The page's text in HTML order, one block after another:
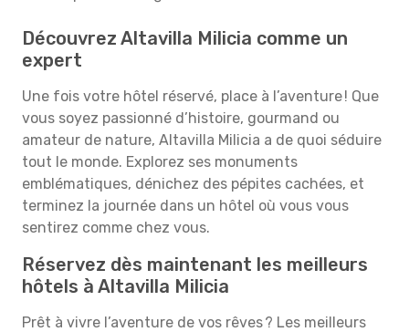
Découvrez Altavilla Milicia comme un
expert
Une fois votre hôtel réservé, place à l’aventure ! Que
vous soyez passionné d’histoire, gourmand ou
amateur de nature, Altavilla Milicia a de quoi séduire
tout le monde. Explorez ses monuments
emblématiques, dénichez des pépites cachées, et
terminez la journée dans un hôtel où vous vous
sentirez comme chez vous.
Réservez dès maintenant les meilleurs
hôtels à Altavilla Milicia
Prêt à vivre l’aventure de vos rêves ? Les meilleurs